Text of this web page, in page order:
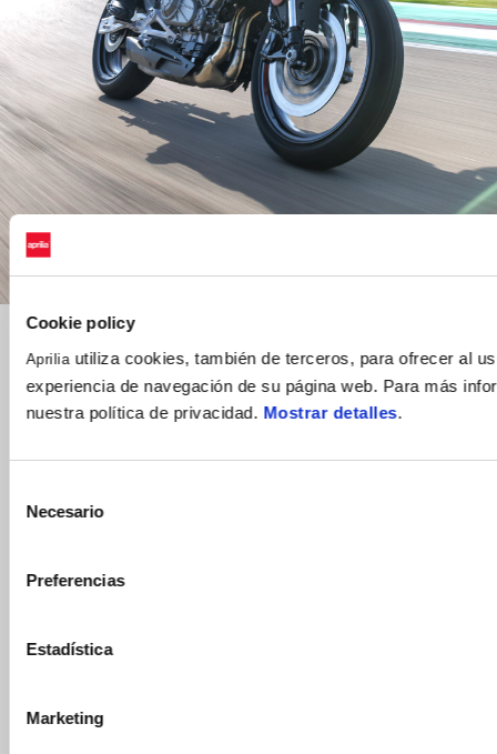
Cookie policy
Aprilia utiliza cookies, también de terceros, para ofrecer al
experiencia de navegación de su página web. Para más
nuestra política de privacidad. Mostrar detalles.
Necesario
Preferencias
Estadística
Marketing
Las imágenes y los vídeos presentes pueden mostrar Aprilia Tuono 457